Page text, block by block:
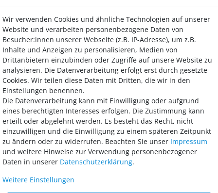
Vertrag widerrufen Kontakt
Bezahlung
Wir bieten Ihnen viele Möglichkeiten einer sicheren und bequemen
Bezahlung.
Wir verwenden Cookies und ähnliche Technologien auf unserer
Website und verarbeiten personenbezogene Daten von
Besucher:innen unserer Webseite (z.B. IP-Adresse), um z.B.
Inhalte und Anzeigen zu personalisieren, Medien von
Drittanbietern einzubinden oder Zugriffe auf unsere Website zu
analysieren. Die Datenverarbeitung erfolgt erst durch gesetzte
Cookies. Wir teilen diese Daten mit Dritten, die wir in den
Einstellungen benennen.
Die Datenverarbeitung kann mit Einwilligung oder aufgrund
eines berechtigten Interesses erfolgen. Die Zustimmung kann
erteilt oder abgelehnt werden. Es besteht das Recht, nicht
einzuwilligen und die Einwilligung zu einem späteren Zeitpunkt
zu ändern oder zu widerrufen. Beachten Sie unser Impressum
und weitere Hinweise zur Verwendung personenbezogener
Daten in unserer Daten­schutz­erklärung.
Weitere Einstellungen